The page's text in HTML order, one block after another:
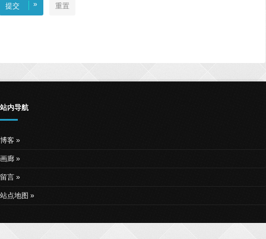
提交 » 重置
站内导航
博客
画廊
留言
站点地图